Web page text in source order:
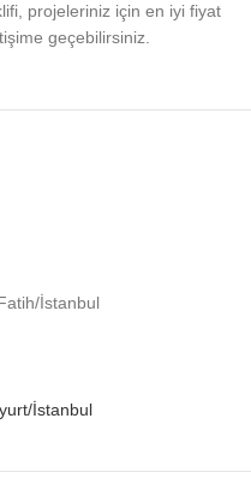
projeleriniz için en iyi fiyat
geçebilirsiniz.
İstanbul
İstanbul